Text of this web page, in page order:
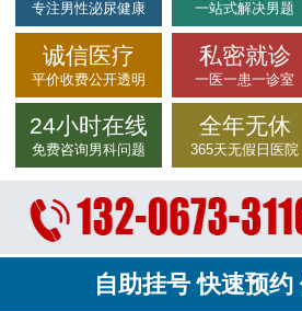
专注男性泌尿健康 一站式解决男题
诚信医疗
平价收费公开透明
私密就诊
一医一患一诊室
24小时在线
免费咨询男科问题
全年无休
365天无假日医院
自助挂号 快速预约